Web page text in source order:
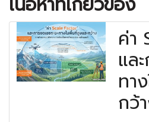
ค่า
แล
ทา
กว้